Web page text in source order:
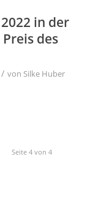
in der
des
/ von Silke Huber
Seite 4 von 4